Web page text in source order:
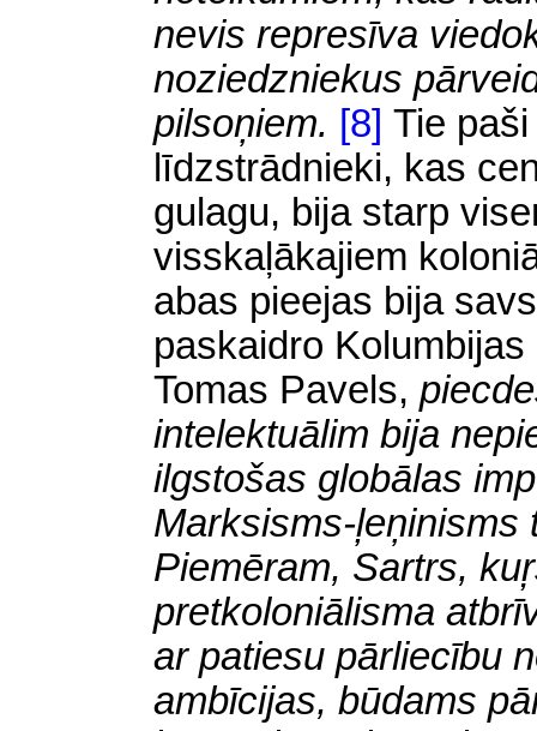
nevis represīva
noziedzniekus
pilsoņiem. [8] Tie
līdzstrādnieki, kas
gulagu, bija starp
visskaļākajiem
abas pieejas bija
paskaidro
Tomas Pavels,
intelektuālim bija
ilgstošas globālas
Marksisms-ļeņinisms
Piemēram, Sartrs,
pretkoloniālisma
ar patiesu pārliecību
ambīcijas, būdams